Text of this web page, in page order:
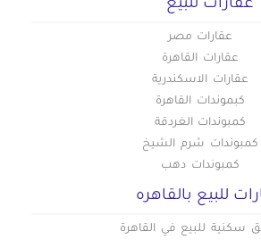
شقق للبيع في الرحاب
شقق للبيع في بورسعيد
للبيع في الإسماعيلية
شقق للبيع في العبور
شقق للبيع في دمنهور
في العاشر من رمضان
شقق للبيع في حلوان
للبيع في حدائق الاهرام
في الفسطاط الجديدة
في العاصمة الادارية
عقارات للبيع
عقارات مصر
عقارات القاهرة
عقارات الاسكندرية
كبموندات القاهرة
كمبوندات الغردقة
كمبوندات شرم الشيخ
كمبوندات دهب
للبيع بالقاهره
سكنية للبيع في القاهرة